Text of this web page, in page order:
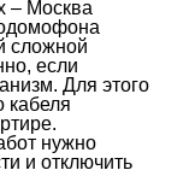
сложной
если
Для этого
кабеля
нужно
и отключить